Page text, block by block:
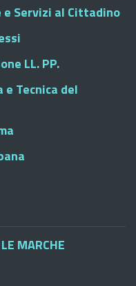
e Servizi al Cittadino
LL. PP.
Tecnica del
MARCHE